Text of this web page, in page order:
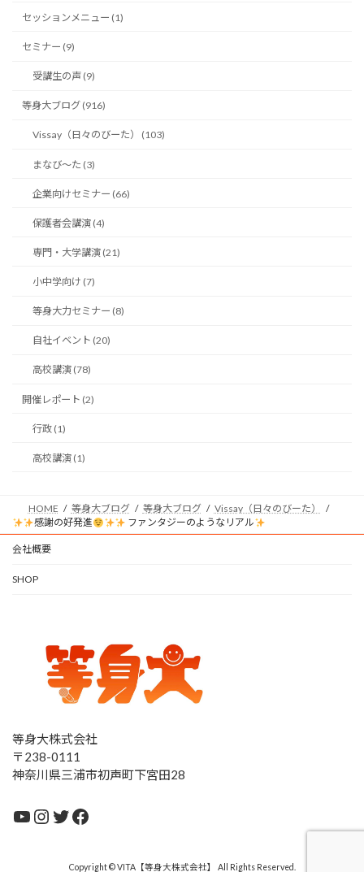
セッションメニュー (1)
セミナー (9)
受講生の声 (9)
等身大ブログ (916)
Vissay（日々のびーた） (103)
まなび〜た (3)
企業向けセミナー (66)
保護者会講演 (4)
専門・大学講演 (21)
小中学向け (7)
等身大力セミナー (8)
自社イベント (20)
高校講演 (78)
開催レポート (2)
行政 (1)
高校講演 (1)
HOME 等身大ブログ 等身大ブログ
Vissay（日々のびーた）
感謝の好発進
ファンタジーのようなリアル
会社概要
SHOP
等身大株式会社
〒238-0111
神奈川県三浦市初声町下宮田28
YouTube
Instagram
Twitter
Facebook
Copyright © VITA【等身大株式会社】 All Rights Reserved.